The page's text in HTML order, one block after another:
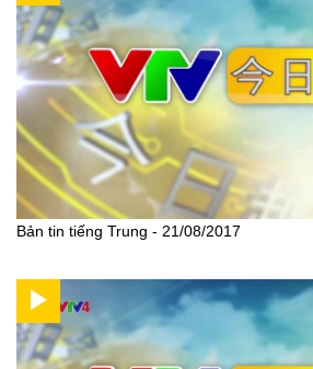
Bản tin tiếng Trung - 21/08/2017